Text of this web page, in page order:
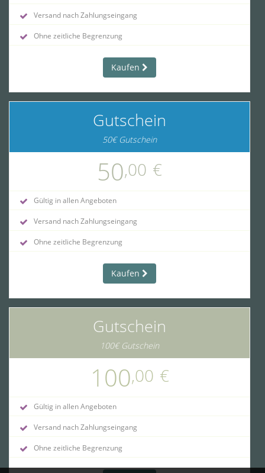
Versand nach Zahlungseingang
Ohne zeitliche Begrenzung
Kaufen
Gutschein
50€ Gutschein
50,00 €
Gültig in allen Angeboten
Versand nach Zahlungseingang
Ohne zeitliche Begrenzung
Kaufen
Gutschein
100€ Gutschein
100,00 €
Gültig in allen Angeboten
Versand nach Zahlungseingang
Ohne zeitliche Begrenzung